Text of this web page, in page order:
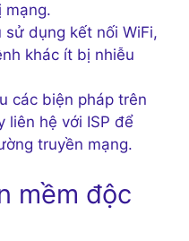
mạng.
sử dụng kết nối WiFi,
khác ít bị nhiễu
các biện pháp trên
liên hệ với ISP để
truyền mạng.
mềm độc